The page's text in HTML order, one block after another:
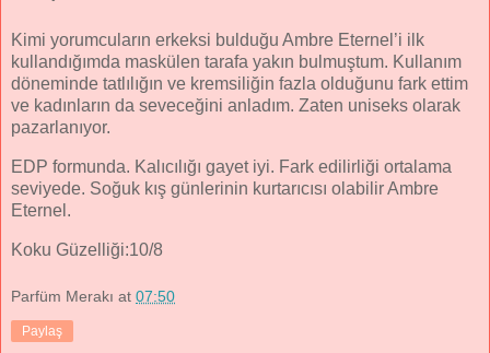
Kimi yorumcuların erkeksi bulduğu Ambre Eternel’i ilk
kullandığımda maskülen tarafa yakın bulmuştum. Kullanım
döneminde tatlılığın ve kremsiliğin fazla olduğunu fark ettim
ve kadınların da seveceğini anladım. Zaten uniseks olarak
pazarlanıyor.
EDP formunda. Kalıcılığı gayet iyi. Fark edilirliği ortalama
seviyede. Soğuk kış günlerinin kurtarıcısı olabilir Ambre
Eternel.
Koku Güzelliği:10/8
Parfüm Merakı at 07:50
Paylaş